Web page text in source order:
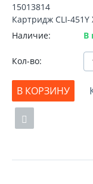
15013814
Картридж CLI-
Наличие:
В
Кол-во:
В КОРЗИНУ